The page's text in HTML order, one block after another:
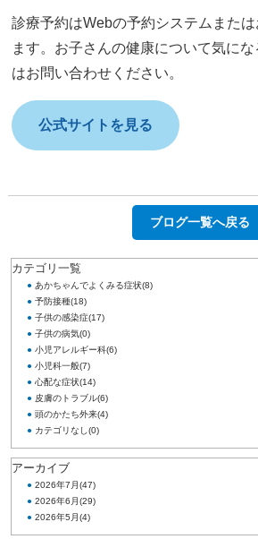
診療予約はWebの予約システムまた
ます。お子さんの健康について気に
はお問い合わせください。
公式サイトを見る
ブログ一覧へ戻る
カテゴリ一覧
● あかちゃんでよくみる症状(8)
● 予防接種(18)
● 子供の感染症(17)
● 子供の病気(0)
● 小児アレルギー科(6)
● 小児科一般(7)
● 心配な症状(14)
● 皮膚のトラブル(6)
● 頭のかたち外来(4)
● カテゴリなし(0)
アーカイブ
● 2026年7月(47)
● 2026年6月(29)
● 2026年5月(4)